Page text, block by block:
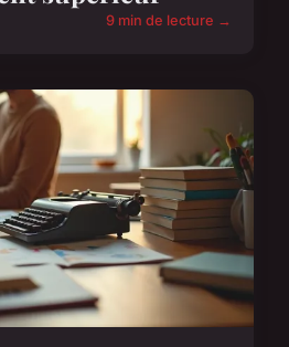
9 min de lecture →